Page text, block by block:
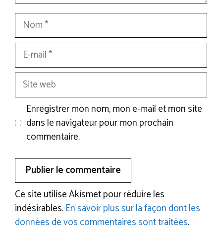
Nom
mail
Site
web
Enregistrer mon nom, mon e-mail et mon site
dans le navigateur pour mon prochain
commentaire.
Ce site utilise Akismet pour réduire les
indésirables.En savoir plus sur la façon dont les
données de vos commentaires sont traitées.